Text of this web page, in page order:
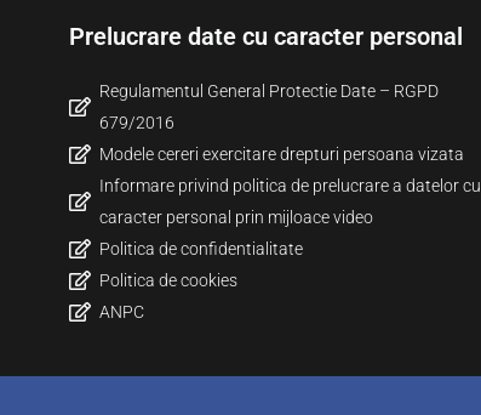
Prelucrare date cu caracter personal
Regulamentul General Protectie Date – RGPD
679/2016
Modele cereri exercitare drepturi persoana vizata
Informare privind politica de prelucrare a datelor cu
caracter personal prin mijloace video
Politica de confidentialitate
Politica de cookies
ANPC